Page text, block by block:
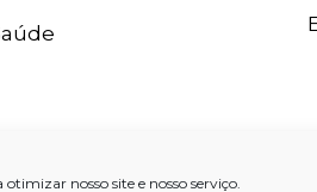
otimizar nosso site e nosso serviço.